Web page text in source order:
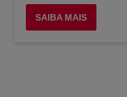
SAIBA MAIS